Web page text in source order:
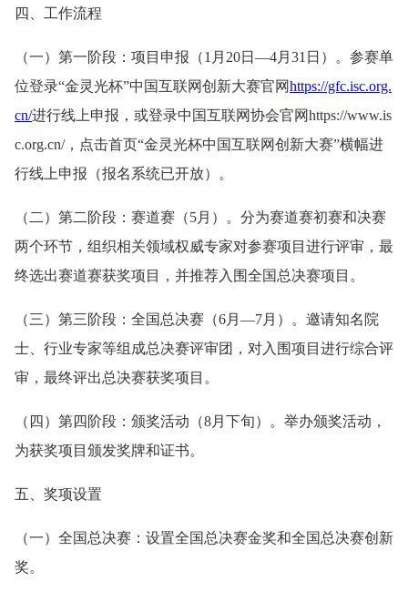
四、工作流程
（一）第一阶段：项目申报（1月20日—4月31日）。参赛单
位登录“金灵光杯”中国互联网创新大赛官网https://gfc.isc.org.
cn/进行线上申报，或登录中国互联网协会官网https://www.is
c.org.cn/，点击首页“金灵光杯中国互联网创新大赛”横幅进
行线上申报（报名系统已开放）。
（二）第二阶段：赛道赛（5月）。分为赛道赛初赛和决赛
两个环节，组织相关领域权威专家对参赛项目进行评审，最
终选出赛道赛获奖项目，并推荐入围全国总决赛项目。
（三）第三阶段：全国总决赛（6月—7月）。邀请知名院
士、行业专家等组成总决赛评审团，对入围项目进行综合评
审，最终评出总决赛获奖项目。
（四）第四阶段：颁奖活动（8月下旬）。举办颁奖活动，
为获奖项目颁发奖牌和证书。
五、奖项设置
（一）全国总决赛：设置全国总决赛金奖和全国总决赛创新
奖。